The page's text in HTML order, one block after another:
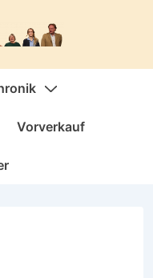
Vorverkauf